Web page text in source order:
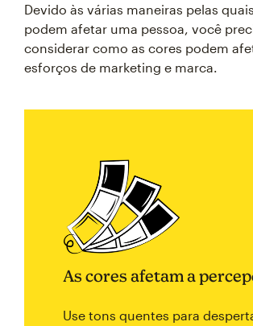
Devido às várias maneiras pelas
podem afetar uma pessoa, você
considerar como as cores podem
esforços de marketing e marca.
As cores afetam a
Use tons quentes para